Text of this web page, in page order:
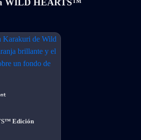
WILD HEARTS™
Edición